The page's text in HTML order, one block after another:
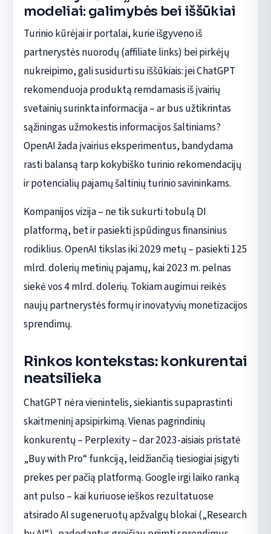
modeliai: galimybės bei iššūkiai
Turinio kūrėjai ir portalai, kurie išgyveno iš
partnerystės nuorodų (affiliate links) bei pirkėjų
nukreipimo, gali susidurti su iššūkiais: jei ChatGPT
rekomenduoja produktą remdamasis iš įvairių
svetainių surinkta informacija – ar bus užtikrintas
sąžiningas užmokestis informacijos šaltiniams?
OpenAI žada įvairius eksperimentus, bandydama
rasti balansą tarp kokybiško turinio rekomendacijų
ir potencialių pajamų šaltinių turinio savininkams.
Kompanijos vizija – ne tik sukurti tobulą DI
platformą, bet ir pasiekti įspūdingus finansinius
rodiklius. OpenAI tikslas iki 2029 metų – pasiekti 125
mlrd. dolerių metinių pajamų, kai 2023 m. pelnas
siekė vos 4 mlrd. dolerių. Tokiam augimui reikės
naujų partnerystės formų ir inovatyvių monetizacijos
sprendimų.
Rinkos kontekstas: konkurentai
neatsilieka
ChatGPT nėra vienintelis, siekiantis supaprastinti
skaitmeninį apsipirkimą. Vienas pagrindinių
konkurentų – Perplexity – dar 2023-aisiais pristatė
„Buy with Pro“ funkciją, leidžiančią tiesiogiai įsigyti
prekes per pačią platformą. Google irgi laiko ranką
ant pulso – kai kuriuose ieškos rezultatuose
atsirado AI sugeneruotų apžvalgų blokai („Research